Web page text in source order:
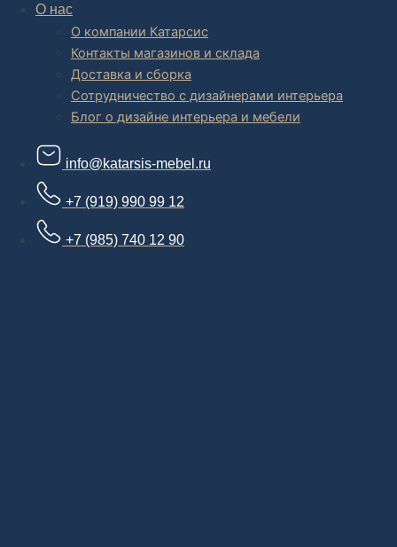
О нас
О компании Катарсис
Контакты магазинов и склада
Доставка и сборка
Сотрудничество с дизайнерами интерьера
Блог о дизайне интерьера и мебели
info@katarsis-mebel.ru
+7 (919) 990 99 12
+7 (985) 740 12 90